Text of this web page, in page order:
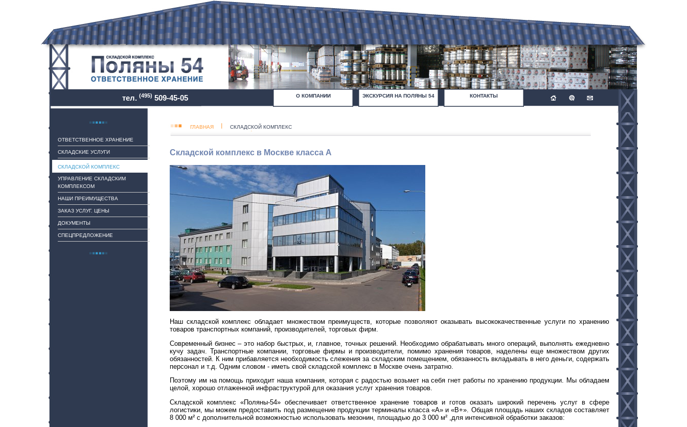
тел. (495) 509-45-05 О КОМПАНИИ ЭКСКУРСИЯ НА ПОЛЯНЫ 54 КОНТАКТЫ
ОТВЕТСТВЕННОЕ ХРАНЕНИЕ
СКЛАДСКИЕ УСЛУГИ
СКЛАДСКОЙ КОМПЛЕКС
УПРАВЛЕНИЕ СКЛАДСКИМ
КОМПЛЕКСОМ
НАШИ ПРЕИМУЩЕСТВА
ЗАКАЗ УСЛУГ. ЦЕНЫ
ДОКУМЕНТЫ
СПЕЦПРЕДЛОЖЕНИЕ
ГЛАВНАЯ СКЛАДСКОЙ КОМПЛЕКС
Складской комплекс в Москве класса А
Наш складской комплекс обладает множеством преимуществ, которые позволяют оказывать высококачественные услуги по хранению
товаров транспортных компаний, производителей, торговых фирм.
Современный бизнес – это набор быстрых, и, главное, точных решений. Необходимо обрабатывать много операций, выполнять ежедневно
кучу задач. Транспортные компании, торговые фирмы и производители, помимо хранения товаров, наделены еще множеством других
обязанностей. К ним прибавляется необходимость слежения за складским помещением, обязанность вкладывать в него деньги, содержать
персонал и т.д. Одним словом - иметь свой складской комплекс в Москве очень затратно.
Поэтому им на помощь приходит наша компания, которая с радостью возьмет на себя гнет работы по хранению продукции. Мы обладаем
целой, хорошо отлаженной инфраструктурой для оказания услуг хранения товаров.
Складской комплекс «Поляны-54» обеспечивает ответственное хранение товаров и готов оказать широкий перечень услуг в сфере
логистики, мы можем предоставить под размещение продукции терминалы класса «А» и «В+». Общая площадь наших складов составляет
8 000 м² с дополнительной возможностью использовать мезонин, площадью до 3 000 м² ,для интенсивной обработки заказов: